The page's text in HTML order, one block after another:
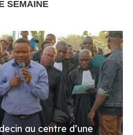
SEMAINE
au centre d’une